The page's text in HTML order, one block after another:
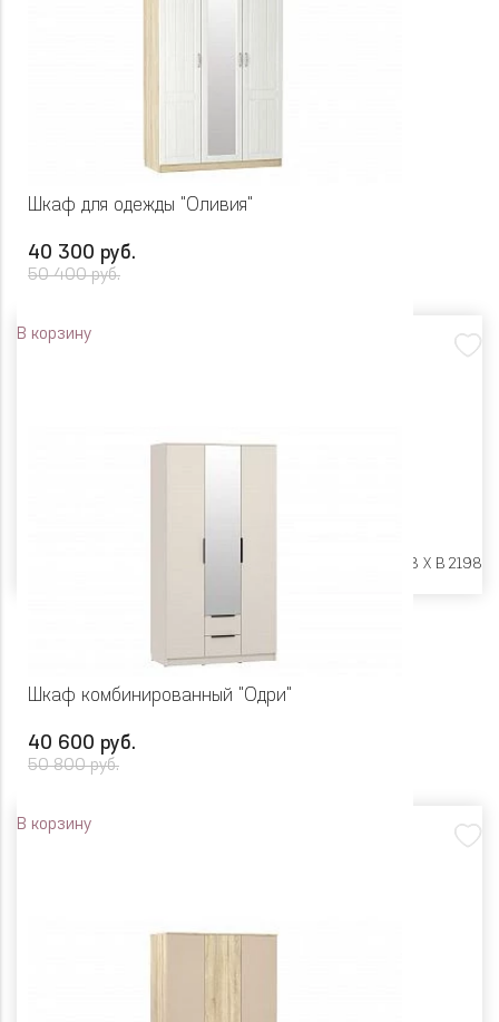
Шкаф для одежды "Оливия"
40 300 руб.
50 400 руб.
В корзину
Ш 1348 X Г 578 X В 2198
Шкаф комбинированный "Одри"
40 600 руб.
50 800 руб.
В корзину